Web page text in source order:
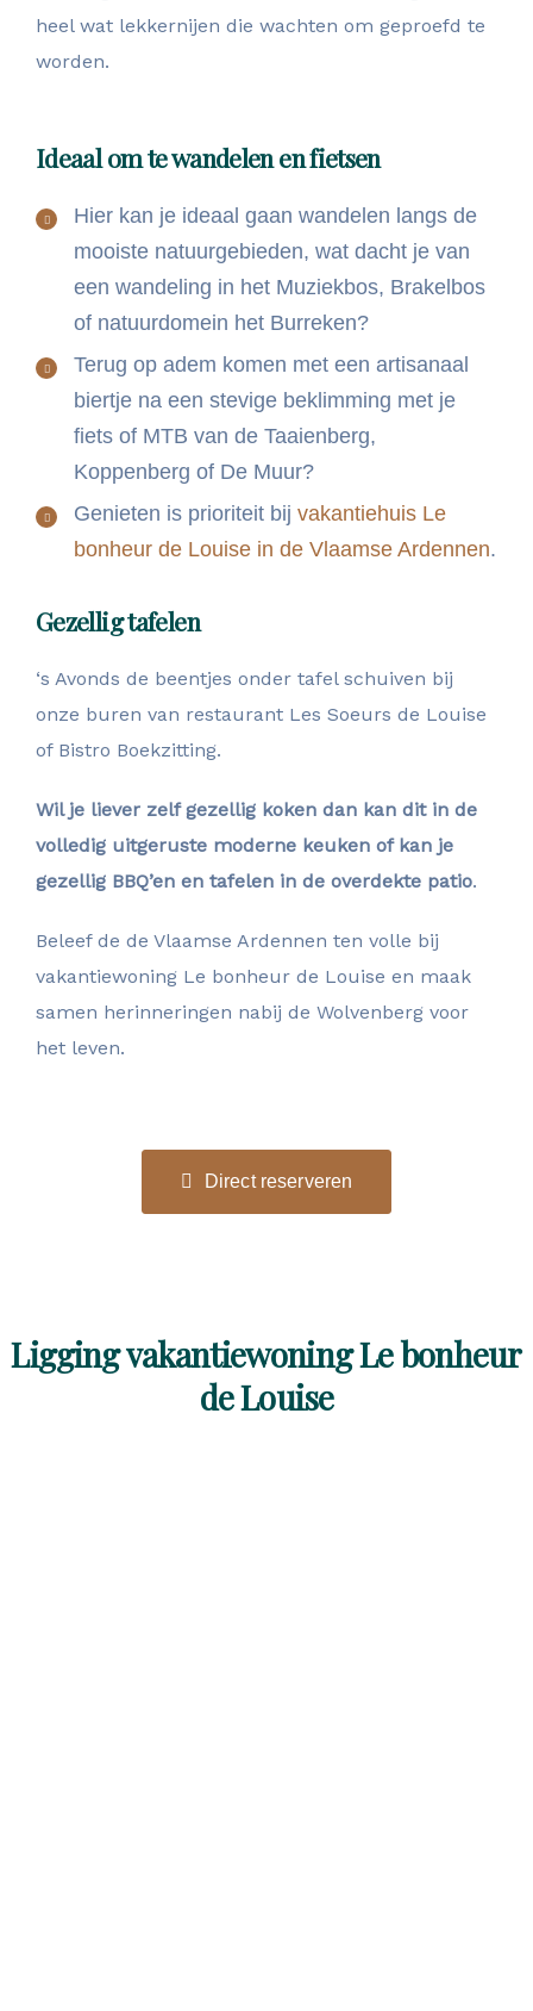
heel wat lekkernijen die wachten om geproefd te
worden.
Ideaal om te wandelen en fietsen
Hier kan je ideaal gaan wandelen langs de
mooiste natuurgebieden, wat dacht je van
een wandeling in het Muziekbos, Brakelbos
of natuurdomein het Burreken?
Terug op adem komen met een artisanaal
biertje na een stevige beklimming met je
fiets of MTB van de Taaienberg,
Koppenberg of De Muur?
Genieten is prioriteit bij vakantiehuis Le
bonheur de Louise in de Vlaamse Ardennen.
Gezellig tafelen
‘s Avonds de beentjes onder tafel schuiven bij
onze buren van restaurant Les Soeurs de Louise
of Bistro Boekzitting.
Wil je liever zelf gezellig koken dan kan dit in de
volledig uitgeruste moderne keuken of kan je
gezellig BBQ’en en tafelen in de overdekte patio.
Beleef de de Vlaamse Ardennen ten volle bij
vakantiewoning Le bonheur de Louise en maak
samen herinneringen nabij de Wolvenberg voor
het leven.
Direct reserveren
Ligging vakantiewoning Le bonheur
de Louise